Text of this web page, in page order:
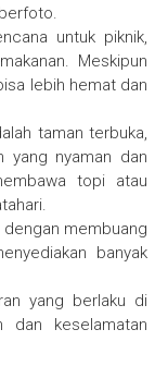
untuk piknik,
Meskipun
lebih hemat dan
taman terbuka,
yang nyaman dan
topi atau
membuang
banyak
yang berlaku di
dan keselamatan